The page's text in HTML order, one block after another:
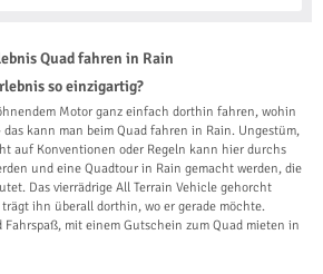
Quad fahren in Rain
so einzigartig?
Motor ganz einfach dorthin fahren, wohin
kann man beim Quad fahren in Rain. Ungestüm,
auf Konventionen oder Regeln kann hier durchs
und eine Quadtour in Rain gemacht werden, die
Das vierrädrige All Terrain Vehicle gehorcht
ihn überall dorthin, wo er gerade möchte.
mit einem Gutschein zum Quad mieten in